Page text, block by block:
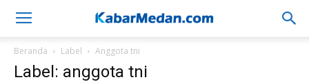
Beranda Label Anggota tni
Label: anggota tni